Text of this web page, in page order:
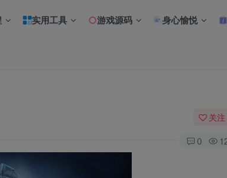
实用工具 游戏源码 身心愉悦
关注
0